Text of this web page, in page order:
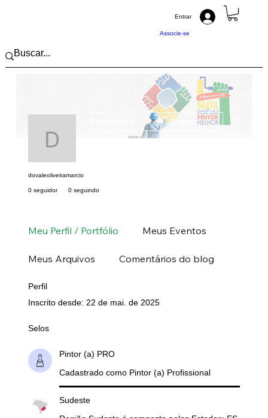
Associe-se
Entrar
dovaleoliveiramarcio
Seguir
dovaleoliveiramarcio
0 seguidor 0 seguindo
Meu Perfil / Portfólio Meus Eventos
Meus Arquivos Comentários do blog
Perfil
Inscrito desde: 22 de mai. de 2025
Selos
Pintor (a) PRO
Cadastrado como Pintor (a) Profissional
Sudeste